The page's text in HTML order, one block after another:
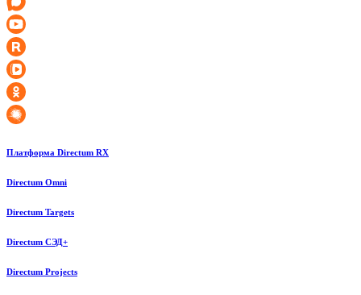
Платформа Directum RX
Directum Omni
Directum Targets
Directum СЭД+
Directum Projects